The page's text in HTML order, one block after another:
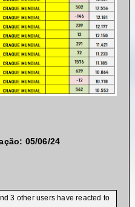
05/06/24
3 other users have reacted to